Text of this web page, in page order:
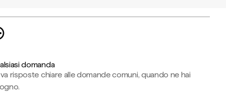
domanda
risposte chiare alle domande comuni, quando ne hai